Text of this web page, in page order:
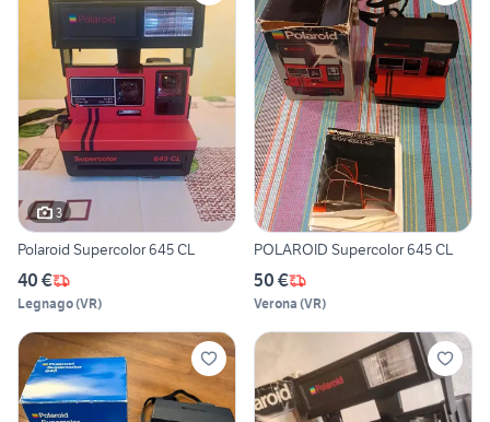
3
Polaroid Supercolor 645 CL
40 €
Legnago(VR)
POLAROID Supercolor 645 CL
50 €
Verona (VR)